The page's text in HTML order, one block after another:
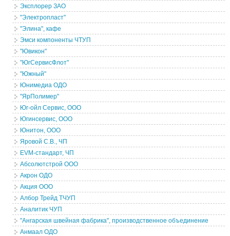
Эксплорер ЗАО
"Электропласт"
"Элина", кафе
Эмси компоненты ЧТУП
"Ювикон"
"ЮгСервисФлот"
"Южный"
Юнимедиа ОДО
"ЯрПолимер"
Юг-ойл Сервис, ООО
Югинсервис, ООО
Юнитон, ООО
Яровой С.В., ЧП
EVM-стандарт, ЧП
Абсолютстрой ООО
Акрон ОДО
Акция ООО
Албор Трейд ТЧУП
Аналитик ЧУП
"Ангарская швейная фабрика", производственное объединение
Анмаал ОДО